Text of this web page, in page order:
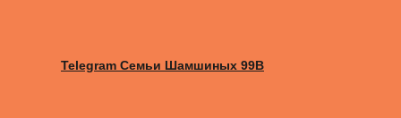
Telegram Семьи Шамшиных 99В